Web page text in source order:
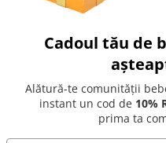
Cadoul tău de
Alătură-te comunității
instant un cod de 10%
prima ta